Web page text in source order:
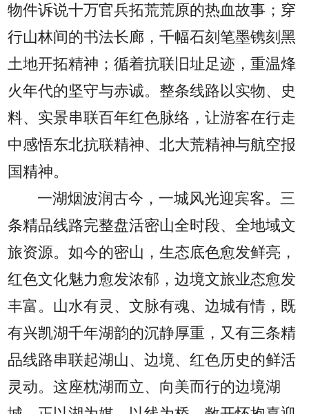
物件诉说十万官兵拓荒荒原的热血故事；穿
行山林间的书法长廊，千幅石刻笔墨镌刻黑
土地开拓精神；循着抗联旧址足迹，重温烽
火年代的坚守与赤诚。整条线路以实物、史
料、实景串联百年红色脉络，让游客在行走
中感悟东北抗联精神、北大荒精神与航空报
国精神。
一湖烟波润古今，一城风光迎宾客。三
条精品线路完整盘活密山全时段、全地域文
旅资源。如今的密山，生态底色愈发鲜亮，
红色文化魅力愈发浓郁，边境文旅业态愈发
丰富。山水有灵、文脉有魂、边城有情，既
有兴凯湖千年湖韵的沉静厚重，又有三条精
品线路串联起湖山、边境、红色历史的鲜活
灵动。这座枕湖而立、向美而行的边境湖